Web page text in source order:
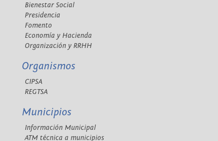
Bienestar Social
Presidencia
Fomento
Economía y Hacienda
Organización y RRHH
Organismos
CIPSA
REGTSA
Municipios
Información Municipal
ATM técnica a municipios